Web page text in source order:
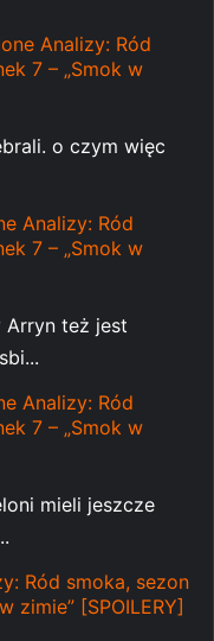
Analizy: Ród
7 – „Smok w
o czym więc
Analizy: Ród
7 – „Smok w
Arryn też jest
Analizy: Ród
7 – „Smok w
mieli jeszcze
Ród smoka, sezon
zimie” [SPOILERY]